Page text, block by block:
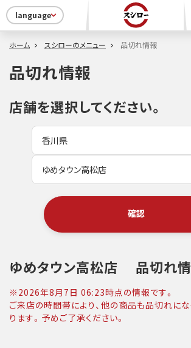
language
ホーム スシローのメニュー 品切れ情報
品切れ情報
店舗を選択してください。
確認
ゆめタウン高松店 品切れ
※ 2026年8月7日 06:23時点の情報です。
ご来店の時間帯により、他の商品も品切れに
ります。予めご了承ください。